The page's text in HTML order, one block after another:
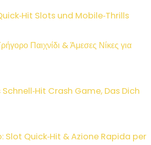
Slots und Mobile‑Thrills
Παιχνίδι & Άμεσες Νίκες για
Crash Game, Das Dich
Quick‑Hit & Azione Rapida per